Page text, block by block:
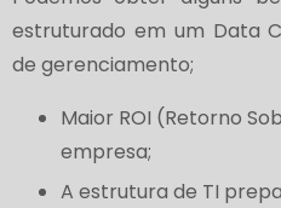
estruturado em um Data
de gerenciamento;
Maior ROI (Retorno
empresa;
A estrutura de TI